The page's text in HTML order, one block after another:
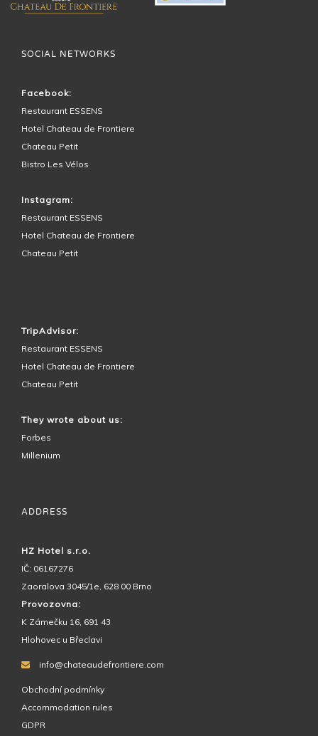
SOCIAL NETWORKS
Facebook:
Restaurant ESSENS
Hotel Chateau de Frontiere
Chateau Petit
Bistro Les Vélos
Instagram:
Restaurant ESSENS
Hotel Chateau de Frontiere
Chateau Petit
TripAdvisor:
Restaurant ESSENS
Hotel Chateau de Frontiere
Chateau Petit
They wrote about us:
Forbes
Millenium
ADDRESS
HZ Hotel s.r.o.
IČ: 06167276
Zaoralova 3045/1e, 628 00 Brno
Provozovna:
K Zámečku 16, 691 43
Hlohovec u Břeclavi
info@chateaudefrontiere.com
Obchodní podmínky
Accommodation rules
GDPR